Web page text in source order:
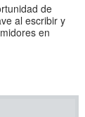
de
al escribir y
en